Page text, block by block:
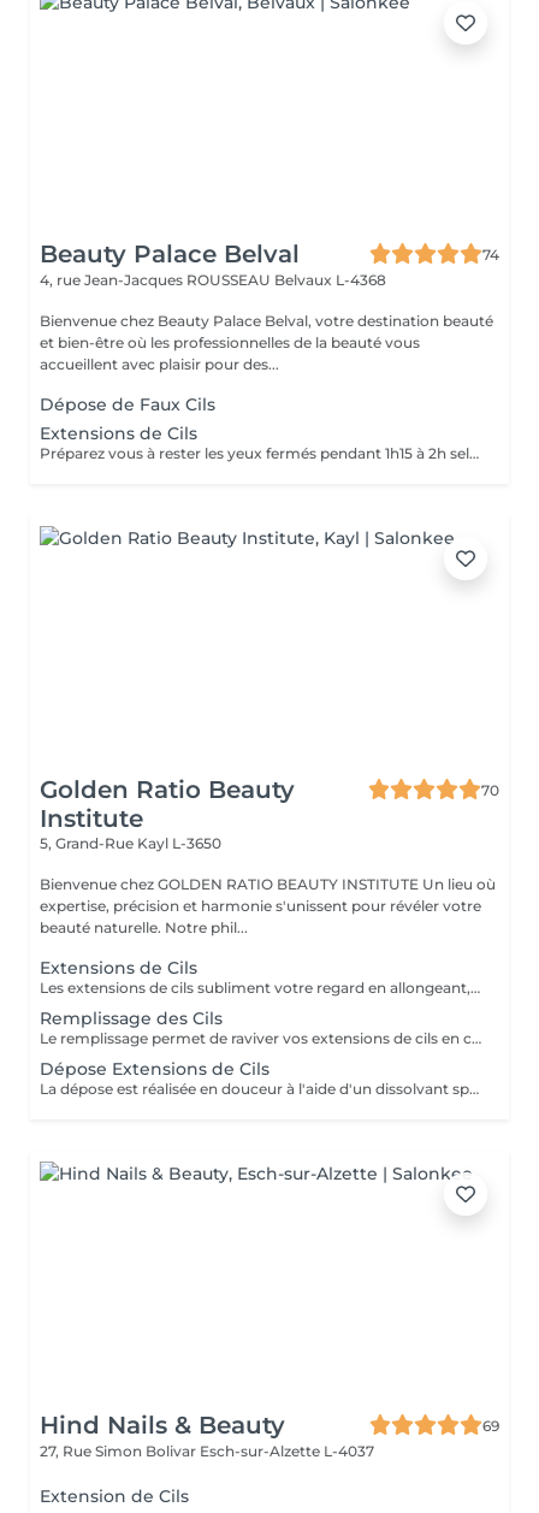
Beauty Palace Belval
74
4, rue Jean-Jacques ROUSSEAU Belvaux L-4368
Bienvenue chez Beauty Palace Belval, votre destination beauté
et bien-être où les professionnelles de la beauté vous
accueillent avec plaisir pour des...
Dépose de Faux Cils
Extensions de Cils
Préparez vous à rester les yeux fermés pendant 1h15 à 2h selon la technique choisie. La pose d'extensions de cils nécessite des soins après la prestation pour assurer la bonne tenue et préserver la santé des cils naturels. Les 24-48 heures sont cruciales pour la tenue des extensions. Voici quelques recommandations essentielles: -Evitez l'eau, la vapeur, l'humidité et la chaleur excessive (pas de douche chaude, sauna, hammam, piscine) -Ne touchez pas, ne frottez pas vos cils pour éviter de fragiliser la colle -Ne dormez pas le visage contre l'oreiller pour ne pas écraser les cils -Ne mettez pas de mascara sur les extensions (surtout waterproof) -Evitez les produits gras ou huileux qui pourraient dissoudre la colle -Brossez délicatement vos cils avec une brosse propre tous les matins pour les démêler -Ne courbez pas vos cils avec un recourbe-cils mécanique -Utilisez un démaquillant sans huile et un coton-tige ou un applicateur en mousse pour nettoyer les yeux sans abîmer la pose -Utilisez un shampoing pour les cils 2 à 3 fois par semaine, voir quotidiennement si vous avez une peau grasse ou utilisez du maquillage Faites des retouches toutes les 2 à 3 semaines pour conserver un effet optimal. En suivant ces recommandations vos extensions dureront entre 3 et 5 semaines avec un effet naturel et élégant.
Golden Ratio Beauty
Institute
70
5, Grand-Rue Kayl L-3650
Bienvenue chez GOLDEN RATIO BEAUTY INSTITUTE Un lieu où
expertise, précision et harmonie s'unissent pour révéler votre
beauté naturelle. Notre phil...
Extensions de Cils
Les extensions de cils subliment votre regard en allongeant, densifiant et recourbant vos cils un à un. Chaque pose est personnalisée selon la forme de vos yeux et le style souhaité naturel, glamour ou intense. Techniques proposées : cil à cil, volume léger, volume russe. Tenue : 3 à 5 semaines avec entretien régulier. Résultat : un regard profond et maquillé, sans effort. Un effet waouh dès le réveil, tout en élégance.
Remplissage des Cils
Le remplissage permet de raviver vos extensions de cils en comblant les zones clairsemées dues à la chute naturelle des cils. Recommandé toutes les 2 à 3 semaines pour garder un résultat dense, uniforme et soigné. Disponible pour toutes les techniques : cil à cil, volume léger, volume russe. Un entretien régulier pour un regard toujours impeccable.
Dépose Extensions de Cils
La dépose est réalisée en douceur à l'aide d'un dissolvant spécifique, sans abîmer vos cils naturels. Recommandée : en cas de pause entre deux poses ou pour repartir sur une base saine. Durée : environ 20 minutes. Résultat : des cils naturels préservés et en bonne santé. Un retrait sûr, professionnel et sans risque.
Hind Nails & Beauty
69
27, Rue Simon Bolivar Esch-sur-Alzette L-4037
Extension de Cils